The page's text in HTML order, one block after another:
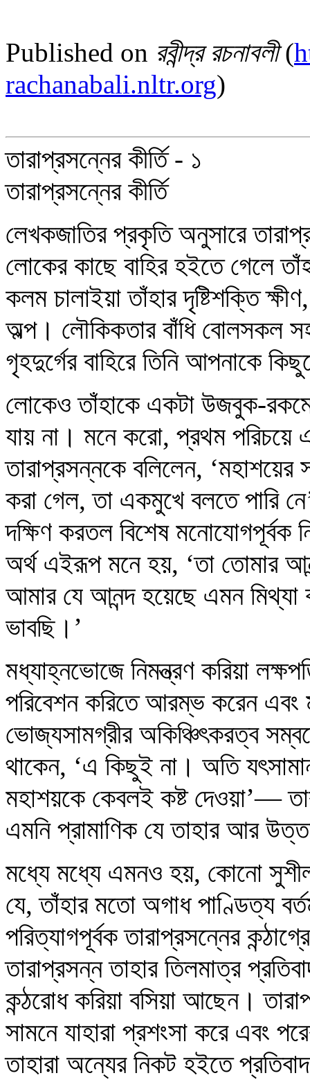
Published on রবীন্দ্র রচনাবলী(
rachanabali.nltr.org)
তারাপ্রসন্নের কীর্তি - ১
তারাপ্রসন্নের কীর্তি
লেখকজাতির প্রকৃতি অনুসারে
লোকের কাছে বাহির হইতে গেলে
কলম চালাইয়া তাঁহার দৃষ্টিশক্তি
অল্প। লৌকিকতার বাঁধি বোলসকল
গৃহদুর্গের বাহিরে তিনি আপনাকে
লোকেও তাঁহাকে একটা উজবুক-
যায় না। মনে করো, প্রথম পরিচয়ে
তারাপ্রসন্নকে বলিলেন, ‘মহাশয়ের
করা গেল, তা একমুখে বলতে পারি
দক্ষিণ করতল বিশেষ মনোযোগপূর্বক
অর্থ এইরূপ মনে হয়, ‘তা তোমার
আমার যে আনন্দ হয়েছে এমন মিথ্যা
ভাবছি।’
মধ্যাহ্নভোজে নিমন্ত্রণ করিয়া
পরিবেশন করিতে আরম্ভ করেন এবং
ভোজ্যসামগ্রীর অকিঞ্চিৎকরত্ব
থাকেন, ‘এ কিছুই না। অতি
মহাশয়কে কেবলই কষ্ট দেওয়া’—
এমনি প্রামাণিক যে তাহার আর
মধ্যে মধ্যে এমনও হয়, কোনো
যে, তাঁহার মতো অগাধ পাণ্ডিত্য
পরিত্যাগপূর্বক তারাপ্রসন্নের
তারাপ্রসন্ন তাহার তিলমাত্র
কন্ঠরোধ করিয়া বসিয়া আছেন।
সামনে যাহারা প্রশংসা করে এবং
তাহারা অন্যের নিকট হইতে